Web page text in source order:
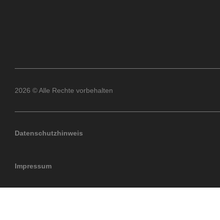
2026 © Alle Rechte vorbehalten
Datenschutzhinweis
Impressum